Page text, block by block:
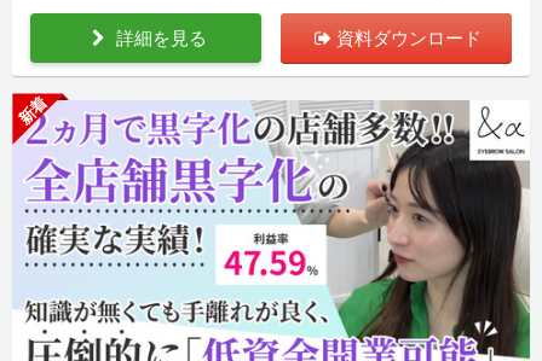
詳細を見る 資料ダウンロード
新着